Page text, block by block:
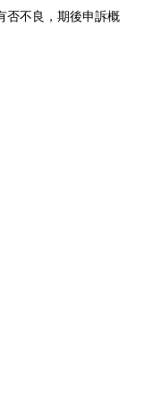
否不良，期後申訴概